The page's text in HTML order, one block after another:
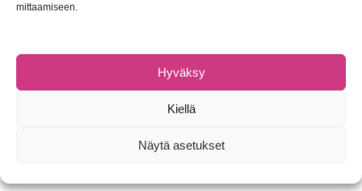
mittaamiseen.
Hyväksy
Kiellä
Näytä asetukset
OKUMA Ceymar HD 3000HA -avokela